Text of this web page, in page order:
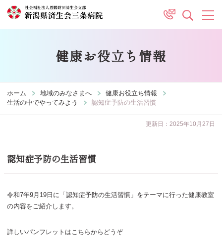
健康お役立ち情報
ホーム 地域のみなさまへ
健康お役立ち情報
生活の中でやってみよう
認知症予防の生活習慣
更新日：2025年10月27日
認知症予防の生活習慣
令和7年9月19日に「認知症予防の生活習慣」をテーマに行った健康教室
の内容をご紹介します。
詳しいパンフレットはこちらからどうぞ